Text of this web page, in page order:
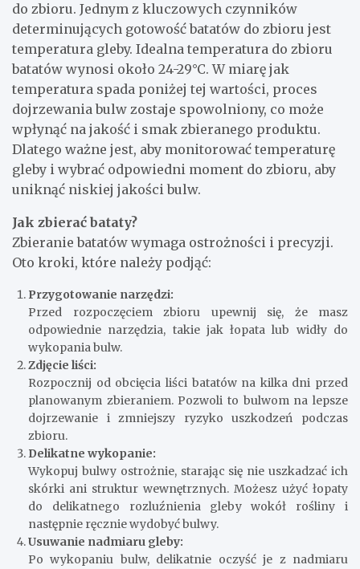
do zbioru. Jednym z kluczowych czynników
determinujących gotowość batatów do zbioru jest
temperatura gleby. Idealna temperatura do zbioru
batatów wynosi około 24-29°C. W miarę jak
temperatura spada poniżej tej wartości, proces
dojrzewania bulw zostaje spowolniony, co może
wpłynąć na jakość i smak zbieranego produktu.
Dlatego ważne jest, aby monitorować temperaturę
gleby i wybrać odpowiedni moment do zbioru, aby
uniknąć niskiej jakości bulw.
Jak zbierać bataty?
Zbieranie batatów wymaga ostrożności i precyzji.
Oto kroki, które należy podjąć:
Przygotowanie narzędzi:
Przed rozpoczęciem zbioru upewnij się, że masz
odpowiednie narzędzia, takie jak łopata lub widły do
wykopania bulw.
Zdjęcie liści:
Rozpocznij od obcięcia liści batatów na kilka dni przed
planowanym zbieraniem. Pozwoli to bulwom na lepsze
dojrzewanie i zmniejszy ryzyko uszkodzeń podczas
zbioru.
Delikatne wykopanie:
Wykopuj bulwy ostrożnie, starając się nie uszkadzać ich
skórki ani struktur wewnętrznych. Możesz użyć łopaty
do delikatnego rozluźnienia gleby wokół rośliny i
następnie ręcznie wydobyć bulwy.
Usuwanie nadmiaru gleby:
Po wykopaniu bulw, delikatnie oczyść je z nadmiaru